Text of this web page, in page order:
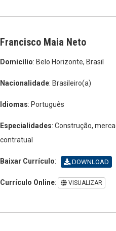
Francisco Maia Neto
Domicílio: Belo Horizonte, Brasil
Nacionalidade: Brasileiro(a)
Idiomas: Português
Especialidades: Construção,
contratual
Baixar Currículo: DOWNLOAD
Currículo Online: VISUALIZAR